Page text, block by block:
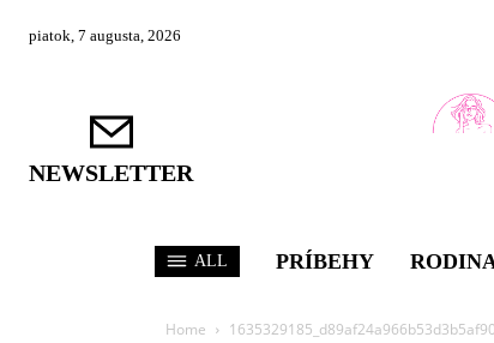
piatok, 7 augusta, 2026
NEWSLETTER
ALL PRÍBEHY
Home